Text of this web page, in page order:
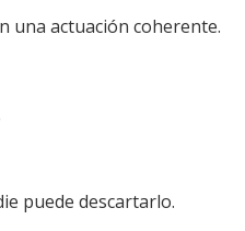
una actuación coherente.
puede descartarlo.